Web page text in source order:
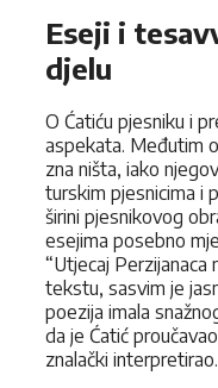
Eseji i
djelu
O Ćatiću pjesniku i
aspekata. Međutim
zna ništa, iako
turskim pjesnicima i
širini pjesnikovog
esejima posebno
“Utjecaj Perzijanaca
tekstu, sasvim je
poezija imala
da je Ćatić
znalački interpretirao.